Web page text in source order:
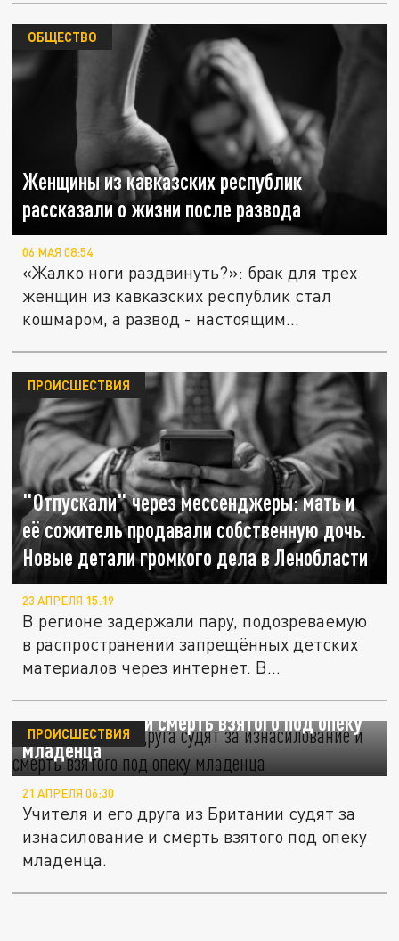
Женщины из кавказских республик
рассказали о жизни после развода
ОБЩЕСТВО
06 МАЯ 08:54
«Жалко ноги раздвинуть?»: брак для трех
женщин из кавказских республик стал
кошмаром, а развод - настоящим...
"Отпускали" через мессенджеры: мать и
её сожитель продавали собственную дочь.
Новые детали громкого дела в Ленобласти
ПРОИСШЕСТВИЯ
23 АПРЕЛЯ 15:19
В регионе задержали пару, подозреваемую
в распространении запрещённых детских
материалов через интернет. В...
Британца и его друга судят за
изнасилование и смерть взятого под опеку
младенца
ПРОИСШЕСТВИЯ
21 АПРЕЛЯ 06:30
Учителя и его друга из Британии судят за
изнасилование и смерть взятого под опеку
младенца.